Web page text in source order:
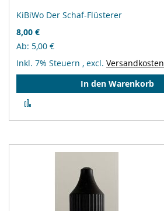
KiBiWo Der Schaf-Flüsterer
8,00 €
Ab 5,00 €
Inkl. 7% Steuern , excl. Versandkosten
In den Warenkorb
hinzufügen